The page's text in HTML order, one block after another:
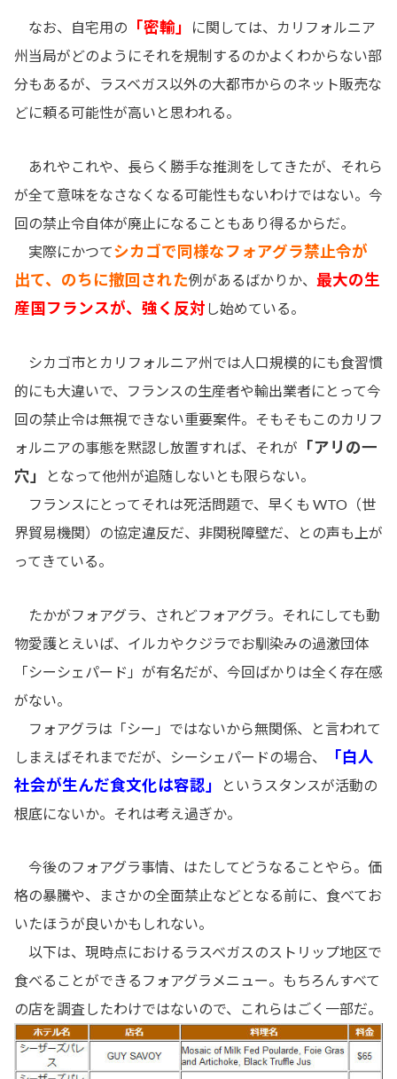
なお、自宅用の 「密輸」
に関しては、カリフォルニア
州当局がどのようにそれを規制するのかよくわからない部
分もあるが、ラスベガス以外の大都市からのネット販売な
どに頼る可能性が高いと思われる。
あれやこれや、長らく勝手な推測をしてきたが、それら
が全て意味をなさなくなる可能性もないわけではない。今
回の禁止令自体が廃止になることもあり得るからだ。
実際にかつてシカゴで同様なフォアグラ禁止令が
出て、のちに撤回された例があるばかりか、 最大の生
産国フランスが、強く反対 し始めている。
シカゴ市とカリフォルニア州では人口規模的にも食習慣
的にも大違いで、フランスの生産者や輸出業者にとって今
回の禁止令は無視できない重要案件。そもそもこのカリフ
ォルニアの事態を黙認し放置すれば、それが
「アリの一
穴」
となって他州が追随しないとも限らない。
フランスにとってそれは死活問題で、早くも WTO（世
界貿易機関）の協定違反だ、非関税障壁だ、との声も上が
ってきている。
たかがフォアグラ、されどフォアグラ。それにしても動
物愛護とえいば、イルカやクジラでお馴染みの過激団体
「シーシェパード」が有名だが、今回ばかりは全く存在感
がない。
フォアグラは「シー」ではないから無関係、と言われて
しまえばそれまでだが、シーシェパードの場合、
「白人
社会が生んだ食文化は容認」
というスタンスが活動の
根底にないか。それは考え過ぎか。
今後のフォアグラ事情、はたしてどうなることやら。価
格の暴騰や、まさかの全面禁止などとなる前に、食べてお
いたほうが良いかもしれない。
以下は、現時点におけるラスベガスのストリップ地区で
食べることができるフォアグラメニュー。もちろんすべて
の店を調査したわけではないので、これらはごく一部だ。